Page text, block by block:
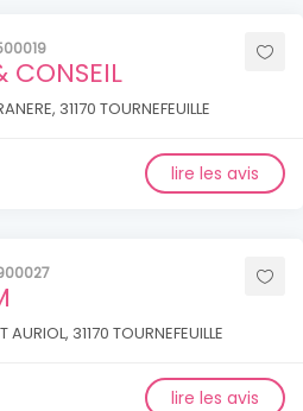
CONSEIL
31170 TOURNEFEUILLE
lire les avis
31170 TOURNEFEUILLE
lire les avis